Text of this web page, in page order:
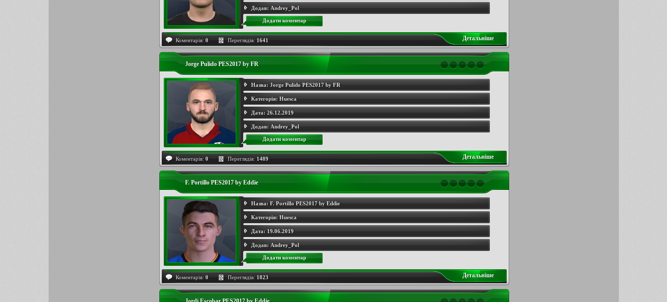
Додав: Andrey_Pol
Додати коментар
Коментарів: 0 Переглядів: 1641 Детальнiше
Jorge Pulido PES2017 by FR
Назва: Jorge Pulido PES2017 by FR
Категорія: Huesca
Дата: 26.12.2019
Додав: Andrey_Pol
Додати коментар
Коментарів: 0 Переглядів: 1489 Детальнiше
F. Portillo PES2017 by Eddie
Назва: F. Portillo PES2017 by Eddie
Категорія: Huesca
Дата: 19.06.2019
Додав: Andrey_Pol
Додати коментар
Коментарів: 0 Переглядів: 1823 Детальнiше